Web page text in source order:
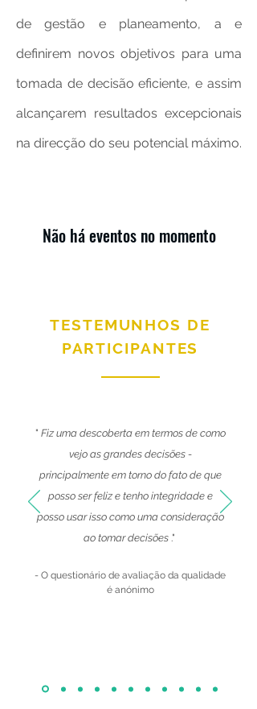
de gestão e planeamento, a e
definirem novos objetivos para uma
tomada de decisão eficiente, e assim
alcançarem resultados excepcionais
na direcção do seu potencial máximo.
Não há eventos no momento
TESTEMUNHOS DE
PARTICIPANTES
" Fiz uma descoberta em termos de como
vejo as grandes decisões -
principalmente em torno do fato de que
posso ser feliz e tenho integridade e
posso usar isso como uma consideração
ao tomar decisões."
- O questionário de avaliação da qualidade
é anónimo